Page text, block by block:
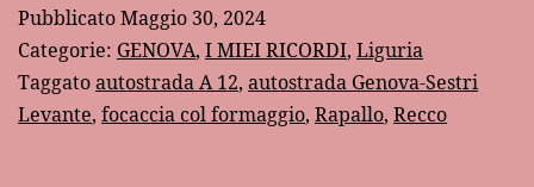
PubblicatoMaggio 30, 2024
Categorie: GENOVA, I MIEI RICORDI, Liguria
Taggatoautostrada A 12, autostrada Genova-Sestri
Levante, focaccia col formaggio, Rapallo, Recco